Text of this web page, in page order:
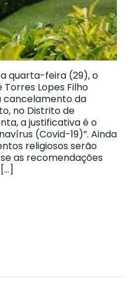
quarta-feira (29), o
Lopes Filho
cancelamento da
no Distrito de
a justificativa é o
(Covid-19)”. Ainda
religiosos serão
as recomendações